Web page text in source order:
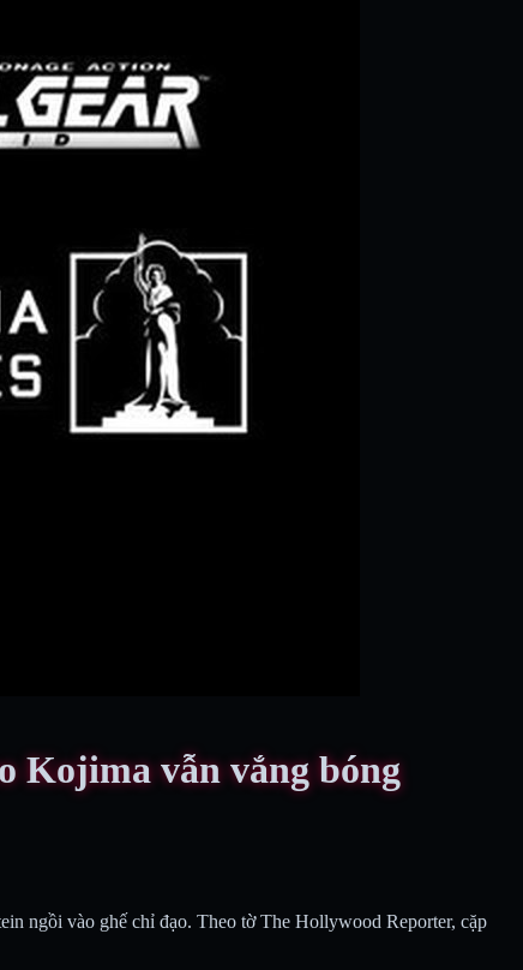
Kojima vẫn vắng bóng
ngồi vào ghế chỉ đạo. Theo tờ The Hollywood Reporter, cặp